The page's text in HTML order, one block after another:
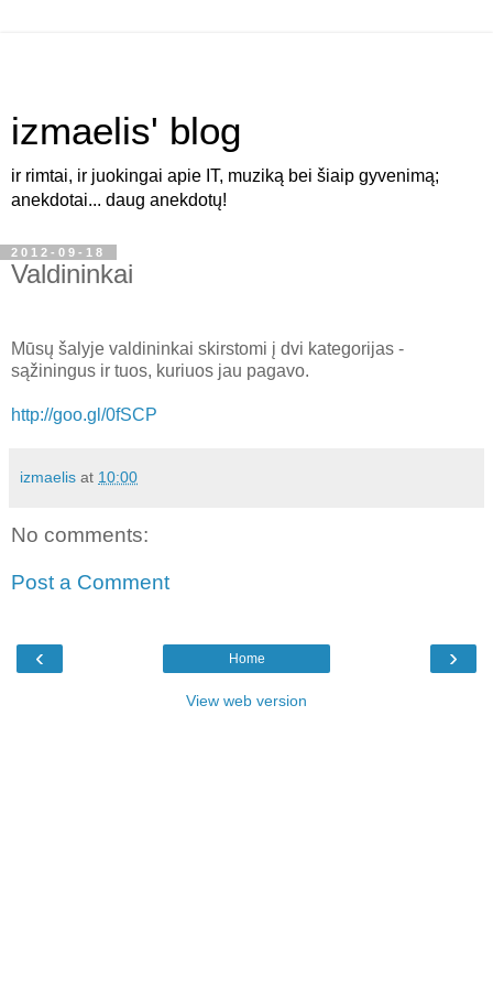
izmaelis' blog
ir rimtai, ir juokingai apie IT, muziką bei šiaip gyvenimą;
anekdotai... daug anekdotų!
2012-09-18
Valdininkai
Mūsų šalyje valdininkai skirstomi į dvi kategorijas -
sąžiningus ir tuos, kuriuos jau pagavo.
http://goo.gl/0fSCP
izmaelis at 10:00
No comments:
Post a Comment
‹ ›
Home
View web version